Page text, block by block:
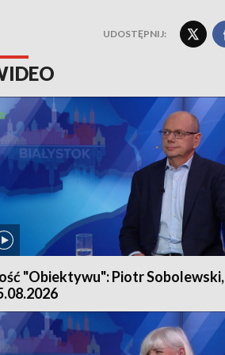
UDOSTĘPNIJ:
"Obiektywu": Piotr Sobolewski,